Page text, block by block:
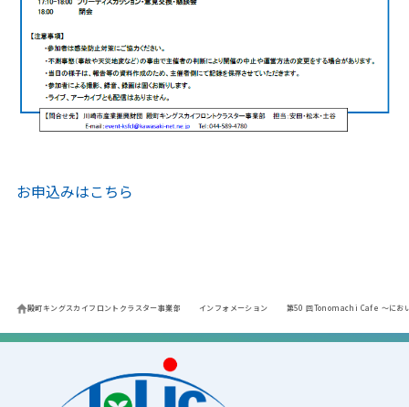
お申込みはこちら
殿町キングスカイフロントクラスター事業部 インフォメーション 第50 回Tonomachi Cafe 〜にお